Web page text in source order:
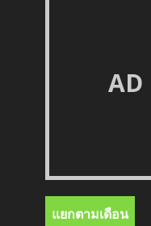
AD
แยกตามเดือน